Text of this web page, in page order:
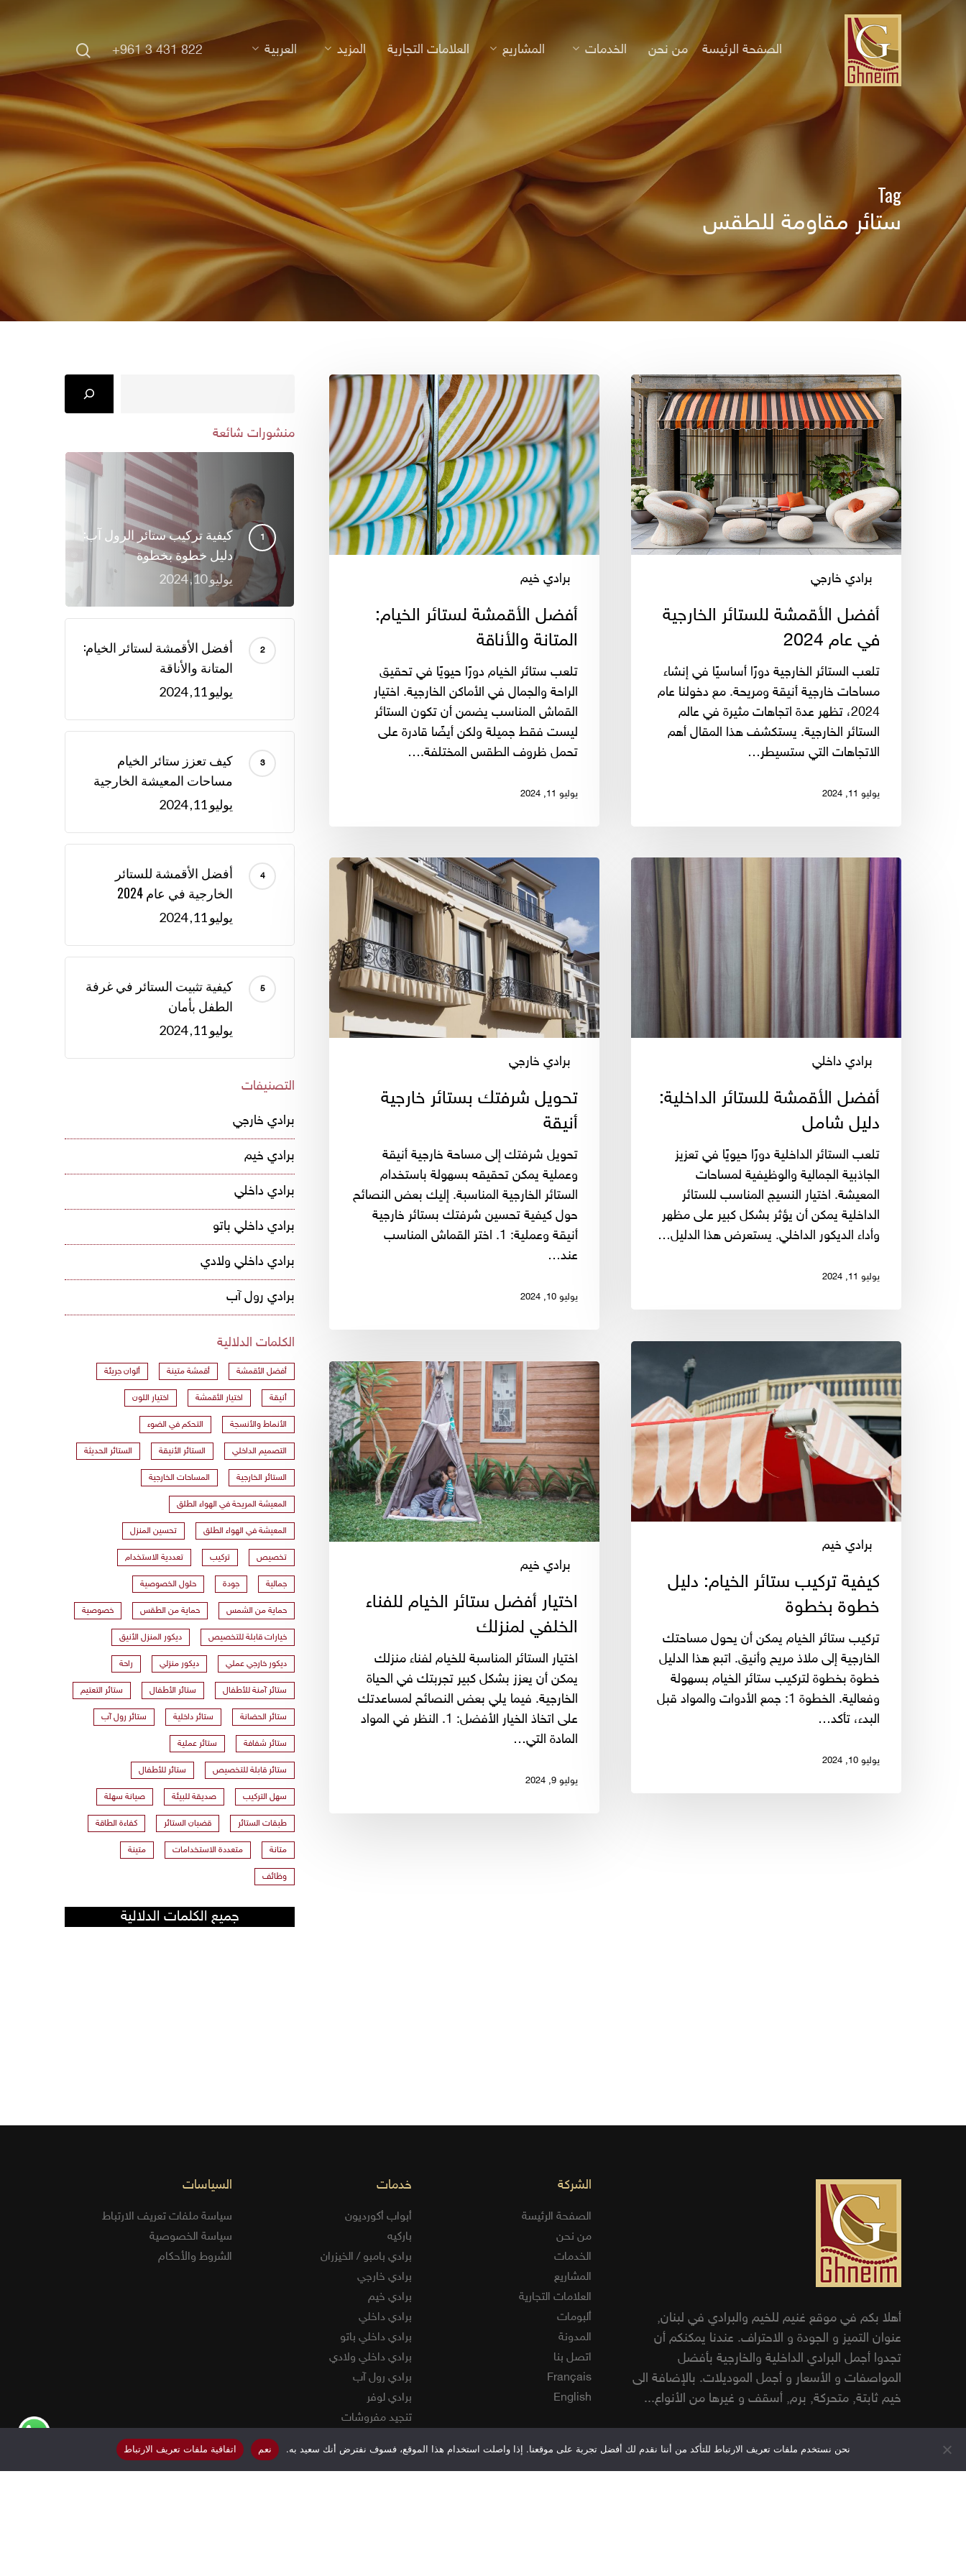
Skip
Hit enter to search or ESC to close
الصفحة الرئيسة من نحن الخدمات المشاريع العلامات التجارية المزيد العربية +961 3 431 822
search
Tag
ستائر مقاومة للطقس
أفضل
الأقمشة
للستائر
الخارجية
في
عام
2024
برادي خارجي
أفضل الأقمشة للستائر الخارجية
في عام 2024
تلعب الستائر الخارجية دورًا أساسيًا في إنشاء
مساحات خارجية أنيقة ومريحة. مع دخولنا عام
2024، تظهر عدة اتجاهات مثيرة في عالم
الستائر الخارجية. يستكشف هذا المقال أهم
الاتجاهات التي ستسيطر…
يوليو 11, 2024
أفضل
الأقمشة
لستائر
الخيام:
المتانة
والأناقة
برادي خيم
أفضل الأقمشة لستائر الخيام:
المتانة والأناقة
تلعب ستائر الخيام دورًا حيويًا في تحقيق
الراحة والجمال في الأماكن الخارجية. اختيار
القماش المناسب يضمن أن تكون الستائر
ليست فقط جميلة ولكن أيضًا قادرة على
تحمل ظروف الطقس المختلفة.…
يوليو 11, 2024
أفضل
الأقمشة
للستائر
الداخلية:
برادي داخلي
أفضل الأقمشة للستائر الداخلية:
دليل شامل
تلعب الستائر الداخلية دورًا حيويًا في تعزيز
الجاذبية الجمالية والوظيفية لمساحات
المعيشة. اختيار النسيج المناسب للستائر
الداخلية يمكن أن يؤثر بشكل كبير على مظهر
وأداء الديكور الداخلي. يستعرض هذا الدليل…
يوليو 11, 2024
خارجية
أنيقة
برادي خارجي
تحويل شرفتك بستائر خارجية
أنيقة
تحويل شرفتك إلى مساحة خارجية أنيقة
وعملية يمكن تحقيقه بسهولة باستخدام
الستائر الخارجية المناسبة. إليك بعض النصائح
حول كيفية تحسين شرفتك بستائر خارجية
أنيقة وعملية: 1. اختر القماش المناسب
عند…
يوليو 10, 2024
تركيب
ستائر
الخيام:
دليل
خطوة
بخطوة
برادي خيم
كيفية تركيب ستائر الخيام: دليل
خطوة بخطوة
تركيب ستائر الخيام يمكن أن يحول مساحتك
الخارجية إلى ملاذ مريح وأنيق. اتبع هذا الدليل
خطوة بخطوة لتركيب ستائر الخيام بسهولة
وفعالية. الخطوة 1: جمع الأدوات والمواد قبل
البدء، تأكد…
يوليو 10, 2024
اختيار
أفضل
ستائر
الخيام
للفناء
الخلفي
لمنزلك
برادي خيم
اختيار أفضل ستائر الخيام للفناء
الخلفي لمنزلك
اختيار الستائر المناسبة للخيام لفناء منزلك
يمكن أن يعزز بشكل كبير تجربتك في الحياة
الخارجية. فيما يلي بعض النصائح لمساعدتك
على اتخاذ الخيار الأفضل: 1. النظر في المواد
المادة التي…
يوليو 9, 2024
منشورات شائعة
كيفية تركيب ستائر الرول آب:
دليل خطوة بخطوة
يوليو 10, 2024
أفضل الأقمشة لستائر الخيام:
المتانة والأناقة
يوليو 11, 2024
كيف تعزز ستائر الخيام
مساحات المعيشة الخارجية
يوليو 11, 2024
أفضل الأقمشة للستائر
الخارجية في عام 2024
يوليو 11, 2024
كيفية تثبيت الستائر في غرفة
الطفل بأمان
يوليو 11, 2024
التصنيفات
برادي خارجي
برادي خيم
برادي داخلي
برادي داخلي باتو
برادي داخلي ولادي
برادي رول آب
الكلمات الدلالية
أفضل الأقمشة أقمشة متينة ألوان جريئة
أنيقة اختيار الأقمشة اختيار اللون
الأنماط والأنسجة التحكم في الضوء
التصميم الداخلي الستائر الأنيقة الستائر الحديثة
الستائر الخارجية المساحات الخارجية
المعيشة المريحة في الهواء الطلق
المعيشة في الهواء الطلق تحسين المنزل
تخصيص تركيب تعددية الاستخدام
جمالية جودة حلول الخصوصية
حماية من الشمس حماية من الطقس خصوصية
خيارات قابلة للتخصيص ديكور المنزل الأنيق
ديكور خارجي عملي ديكور منزلي راحة
ستائر آمنة للأطفال ستائر الأطفال ستائر التعتيم
ستائر الحضانة ستائر داخلية ستائر رول آب
ستائر شفافة ستائر عملية
ستائر قابلة للتخصيص ستائر للأطفال
سهل التركيب صديقة للبيئة صيانة سهلة
طبقات الستائر قضبان الستائر كفاءة الطاقة
متانة متعددة الاستخدامات متينة
وظائف
جميع الكلمات الدلالية
أهلا بكم في موقع غنيم للخيم والبرادي في لبنان,
عنوان التميز و الجودة و الاحتراف. عندنا يمكنكم أن
تجدوا أجمل البرادي الداخلية والخارجية بأفضل
المواصفات و الأسعار و أجمل الموديلات. بالإضافة الى
خيم ثابتة, متحركة, برم, أسقف و غيرها من الأنواع...
الشركة
الصفحة الرئيسة
من نحن
الخدمات
المشاريع
العلامات التجارية
ألبومات
المدونة
اتصل بنا
Français
English
خدمات
أبواب أكورديون
باركيه
برادي بامبو / الخيزران
برادي خارجي
برادي خيم
برادي داخلي
برادي داخلي باتو
برادي داخلي ولادي
برادي رول آب
برادي لوفر
تنجيد مفروشات
فينيل
السياسات
سياسة ملفات تعريف الارتباط
سياسة الخصوصية
الشروط والأحكام
نحن نستخدم ملفات تعريف الارتباط للتأكد من أننا نقدم لك أفضل تجربة على موقعنا. إذا واصلت استخدام هذا الموقع، فسوف نفترض أنك سعيد به. نعم اتفاقية ملفات تعريف الارتباط